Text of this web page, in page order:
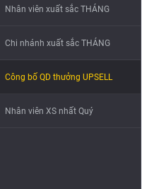
Nhân viên xuất sắc THÁNG
Chi nhánh xuất sắc THÁNG
Công bố QD thưởng UPSELL
Nhân viên XS nhất Quý